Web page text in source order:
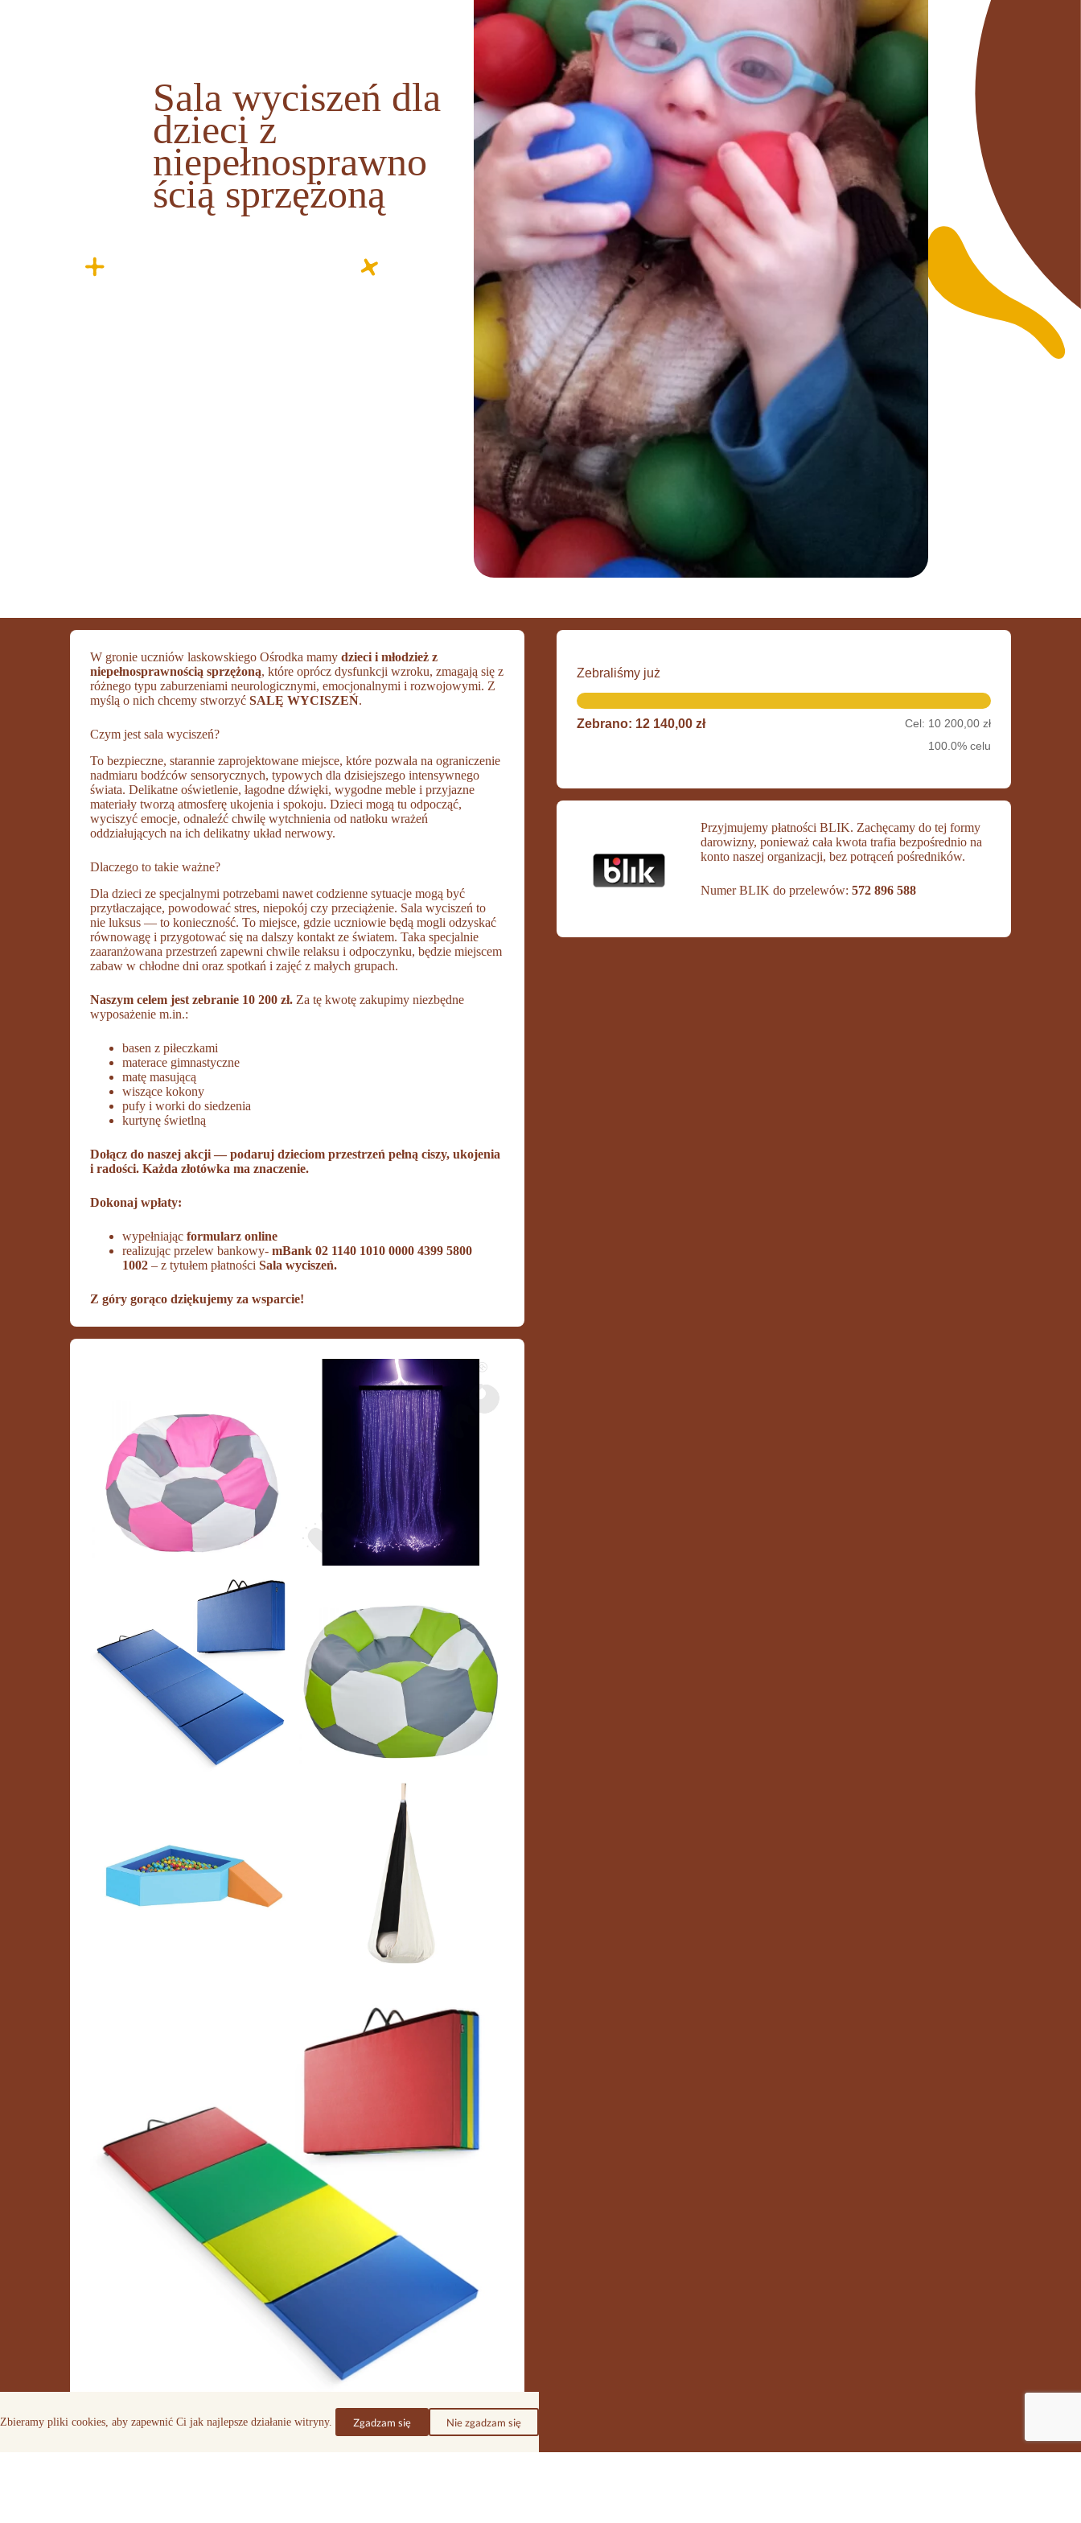
Zbieramy pliki cookies, aby zapewnić Ci jak najlepsze działanie witryny. Zgadzam się Nie zgadzam się
Sala wyciszeń dla
dzieci z
niepełnosprawno
ścią sprzężoną
W gronie uczniów laskowskiego Ośrodka mamydzieci i młodzież z
niepełnosprawnością sprzężoną, które oprócz dysfunkcji wzroku, zmagają się z
różnego typu zaburzeniami neurologicznymi, emocjonalnymi i rozwojowymi. Z
myślą o nich chcemy stworzyćSALĘ WYCISZEŃ.
Czym jest sala wyciszeń?
To bezpieczne, starannie zaprojektowane miejsce, które pozwala na ograniczenie
nadmiaru bodźców sensorycznych, typowych dla dzisiejszego intensywnego
świata. Delikatne oświetlenie, łagodne dźwięki, wygodne meble i przyjazne
materiały tworzą atmosferę ukojenia i spokoju. Dzieci mogą tu odpocząć,
wyciszyć emocje, odnaleźć chwilę wytchnienia od natłoku wrażeń
oddziałujących na ich delikatny układ nerwowy.
Dlaczego to takie ważne?
Dla dzieci ze specjalnymi potrzebami nawet codzienne sytuacje mogą być
przytłaczające, powodować stres, niepokój czy przeciążenie. Sala wyciszeń to
nie luksus — to konieczność. To miejsce, gdzie uczniowie będą mogli odzyskać
równowagę i przygotować się na dalszy kontakt ze światem. Taka specjalnie
zaaranżowana przestrzeń zapewni chwile relaksu i odpoczynku, będzie miejscem
zabaw w chłodne dni oraz spotkań i zajęć z małych grupach.
Naszym celem jest zebranie 10 200 zł. Za tę kwotę zakupimy niezbędne
wyposażenie m.in.:
basen z piłeczkami
materace gimnastyczne
matę masującą
wiszące kokony
pufy i worki do siedzenia
kurtynę świetlną
Dołącz do naszej akcji — podaruj dzieciom przestrzeń pełną ciszy, ukojenia
i radości. Każda złotówka ma znaczenie.
Dokonaj wpłaty:
wypełniającformularz online
realizując przelew bankowy-mBank 02 1140 1010 0000 4399 5800
1002– z tytułem płatności Sala wyciszeń.
Z góry gorąco dziękujemy za wsparcie!
Zebraliśmy już
Zebrano: 12 140,00 zł
Cel: 10 200,00 zł
100.0% celu
Przyjmujemy płatności BLIK. Zachęcamy do tej formy
darowizny, ponieważ cała kwota trafia bezpośrednio na
konto naszej organizacji, bez potrąceń pośredników.
Numer BLIK do przelewów:572 896 588